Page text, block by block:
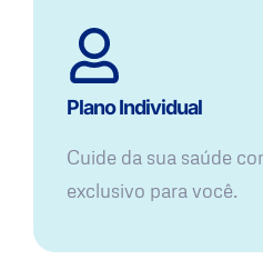
Plano Individual
Cuide da sua saúde
exclusivo para você.